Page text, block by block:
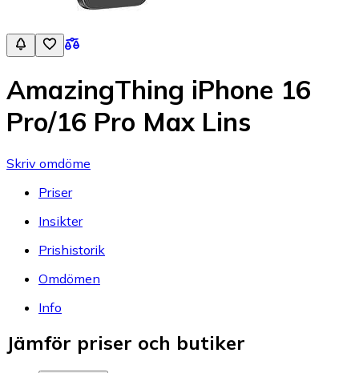
AmazingThing iPhone 16
Pro/16 Pro Max Lins
Skriv omdöme
Priser
Insikter
Prishistorik
Omdömen
Info
Jämför priser och butiker